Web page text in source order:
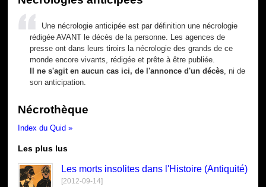
Une nécrologie anticipée est par définition une nécrologie
rédigée AVANT le décès de la personne. Les agences de
presse ont dans leurs tiroirs la nécrologie des grands de ce
monde encore vivants, rédigée et prête à être publiée.
Il ne s'agit en aucun cas ici, de l'annonce d'un décès , ni de
son anticipation.
Nécrothèque
Index du Quid »
Les plus lus
Les morts insolites dans l'Histoire (Antiquité)
[2012-09-14]